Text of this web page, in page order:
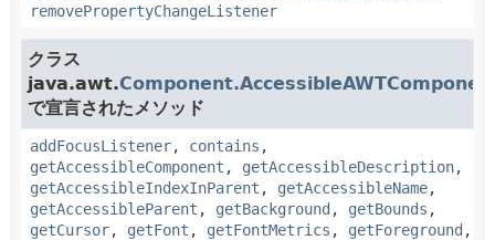
removePropertyChangeListener
クラス
java.awt.
で宣言されたメソッド
addFocusListener, contains ,
getAccessibleComponent , getAccessibleDescription,
getAccessibleIndexInParent , getAccessibleName,
getAccessibleParent , getBackground , getBounds ,
getCursor, getFont , getFontMetrics , getForeground ,